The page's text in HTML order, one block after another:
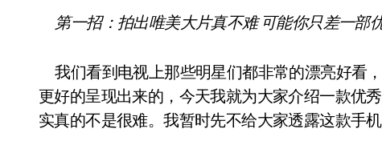
第一招：拍出唯美大片真不难 可能你只差一部
我们看到电视上那些明星们都非常的漂亮好看
更好的呈现出来的，今天我就为大家介绍一款优
实真的不是很难。我暂时先不给大家透露这款手